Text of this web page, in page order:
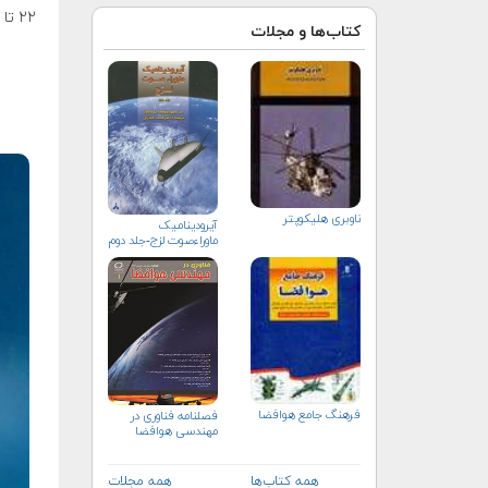
کتاب‌ها و مجلات
ناوبری هلیكوپتر
آیرودینامیک
ماوراءصوت لزج-جلد دوم
فرهنگ جامع هوافضا
فصلنامه فناوری در
مهندسی هوافضا
همه کتاب‌ها همه مجلات
۲۲ تا ۲۶ آوریل (سوم تا هفتم اردیبهشت ۹۹) برگزار خواهد کرد